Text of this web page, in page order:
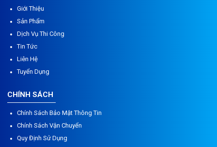
Giới Thiệu
Sản Phẩm
Dịch Vụ Thi Công
Tin Tức
Liên Hệ
Tuyển Dụng
CHÍNH SÁCH
Chính Sách Bảo Mật Thông Tin
Chính Sách Vận Chuyển
Quy Định Sử Dụng